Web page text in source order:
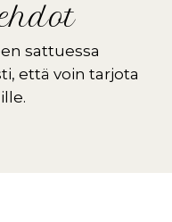
sattuessa
että voin tarjota